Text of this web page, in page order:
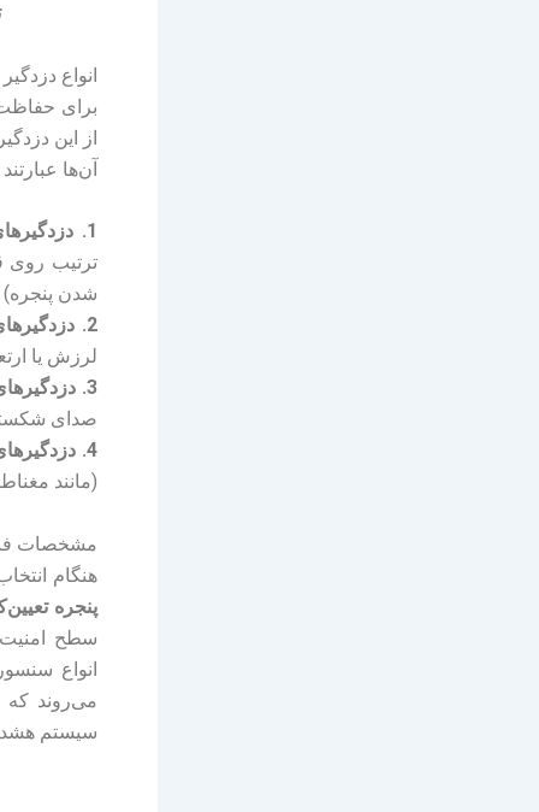
انواع
برای
از این
آن‌ها عبارتند
1. دزدگیرهای مغناطیسی:
ترتیب روی
شدن
2. دزدگیرهای حساس به لرزش:
لرزش یا
3. دزدگیرهای تشخیص شکستگی شیشه:
صدای
4. دزدگیرهای چندگانه:
(مانند
مشخصات
هنگام
پنجره
سطح امنیت
انواع
می‌روند که
سیستم